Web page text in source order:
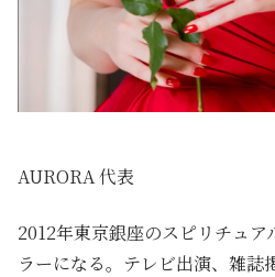
AURORA 代表
2012年東京銀座のスピリチュア
ラーになる。テレビ出演、雑誌